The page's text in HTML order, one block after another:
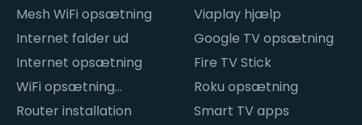
Mesh WiFi opsætning
Internet falder ud
Internet opsætning
WiFi opsætning
hjemme
Router installation
Viaplay hjælp
Google TV opsætning
Fire TV Stick
Roku opsætning
Smart TV apps